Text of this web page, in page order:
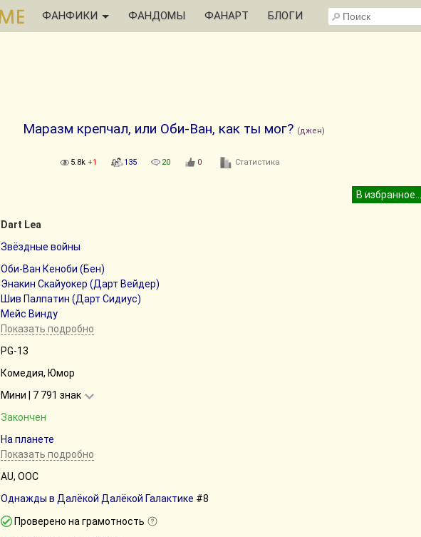
ФАНФИКИ ФАНДОМЫ ФАНАРТ БЛОГИ
Маразм крепчал, или Оби-Ван, как ты мог? (джен)
5.8k +1 135 20 0 Статистика
Dart Lea
Звёздные войны
Оби-Ван Кеноби (Бен)
Энакин Скайуокер (Дарт Вейдер)
Шив Палпатин (Дарт Сидиус)
Мейс Винду
Показать подробно
PG-13
Комедия, Юмор
Мини | 7 791 знак
Закончен
На планете
Показать подробно
AU, ООС
Однажды в Далёкой Далёкой Галактике #8
Проверено на грамотность